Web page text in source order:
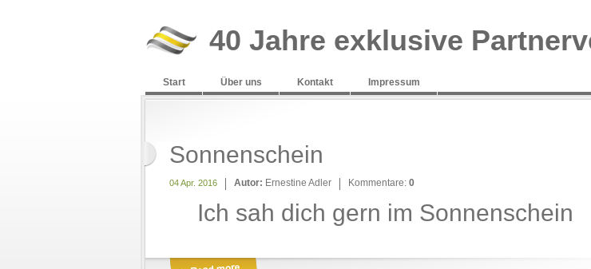
40 Jahre exklusive
Start Über uns Kontakt Impressum
Sonnenschein
04 Apr. 2016 Autor: Ernestine Adler Kommentare: 0
Ich sah dich gern im Sonnenschein